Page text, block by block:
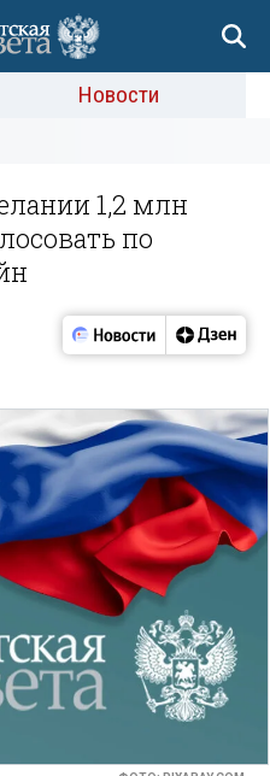
Новости
1,2 млн
по